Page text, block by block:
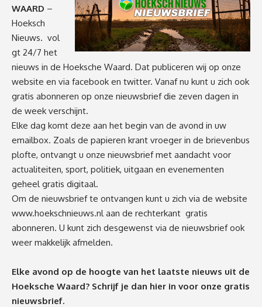
WAARD –
Hoeksch
Nieuws. vol
gt 24/7 het
nieuws in de Hoeksche Waard. Dat publiceren wij op onze
website en via facebook en twitter. Vanaf nu kunt u zich ook
gratis abonneren op onze nieuwsbrief die zeven dagen in
de week verschijnt.
Elke dag komt deze aan het begin van de avond in uw
emailbox. Zoals de papieren krant vroeger in de brievenbus
plofte, ontvangt u onze nieuwsbrief met aandacht voor
actualiteiten, sport, politiek, uitgaan en evenementen
geheel gratis digitaal.
Om de nieuwsbrief te ontvangen kunt u zich via de website
www.hoekschnieuws.nl aan de rechterkant gratis
abonneren. U kunt zich desgewenst via de nieuwsbrief ook
weer makkelijk afmelden.
Elke avond op de hoogte van het laatste nieuws uit de
Hoeksche Waard? Schrijf je dan hier in voor onze gratis
nieuwsbrief.